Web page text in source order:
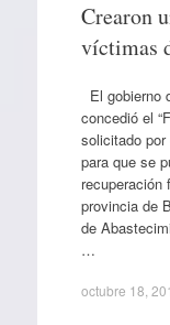
Crearon
víctimas
El gobierno
concedió el
solicitado
para que se
provincia de
de
…
octubre 18,